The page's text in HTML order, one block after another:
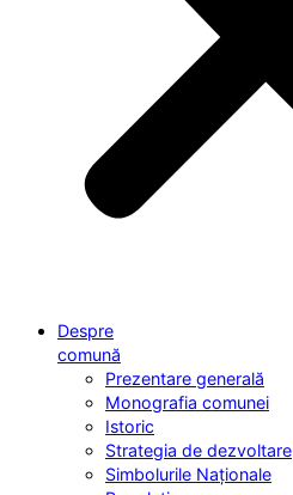
Despre
comună
Prezentare generală
Monografia comunei
Istoric
Strategia de dezvoltare
Simbolurile Naționale